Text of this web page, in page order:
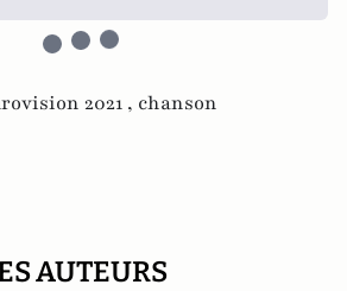
2021 , chanson
AUTEURS